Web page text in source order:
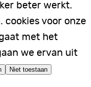
beter werkt.
cookies voor onze
met het
we ervan uit
Niet toestaan